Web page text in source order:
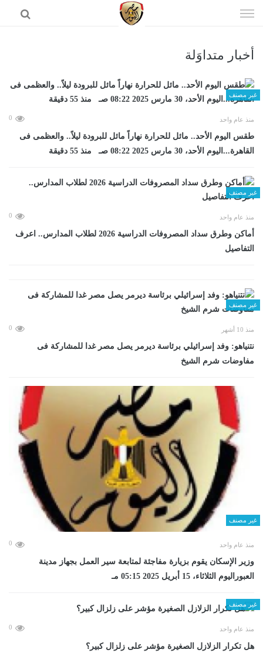
الى
أخبار متداوَلة
غير مصنف
منذ عام واحد 0
طقس اليوم الأحد.. مائل للحرارة نهاراً مائل للبرودة ليلاً.. والعظمى فى
القاهرة...اليوم الأحد، 30 مارس 2025 08:22 صـ منذ 55 دقيقة
غير مصنف
منذ عام واحد 0
أماكن وطرق سداد المصروفات الدراسية 2026 لطلاب المدارس.. اعرف
التفاصيل
غير مصنف
منذ 10 أشهر 0
نتنياهو: وفد إسرائيلي برئاسة ديرمر يصل مصر غدا للمشاركة فى
مفاوضات شرم الشيخ
غير مصنف
منذ عام واحد 0
وزير الإسكان يقوم بزيارة مفاجئة لمتابعة سير العمل بجهاز مدينة
العبوراليوم الثلاثاء، 15 أبريل 2025 05:15 مـ
غير مصنف
منذ عام واحد 0
هل تكرار الزلازل الصغيرة مؤشر على زلزال كبير؟